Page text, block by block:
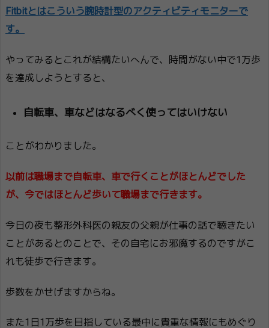
Fitbitとはこういう腕時計型のアクティビティモニターで
す。
やってみるとこれが結構たいへんで、時間がない中で1万歩
を達成しようとすると、
自転車、車などはなるべく使ってはいけない
ことがわかりました。
以前は職場まで自転車、車で行くことがほとんどでした
が、今ではほとんど歩いて職場まで行きます。
今日の夜も整形外科医の親友の父親が仕事の話で聴きたい
ことがあるとのことで、その自宅にお邪魔するのですがこ
れも徒歩で行きます。
歩数をかせげますからね。
また1日1万歩を目指している最中に貴重な情報にもめぐり